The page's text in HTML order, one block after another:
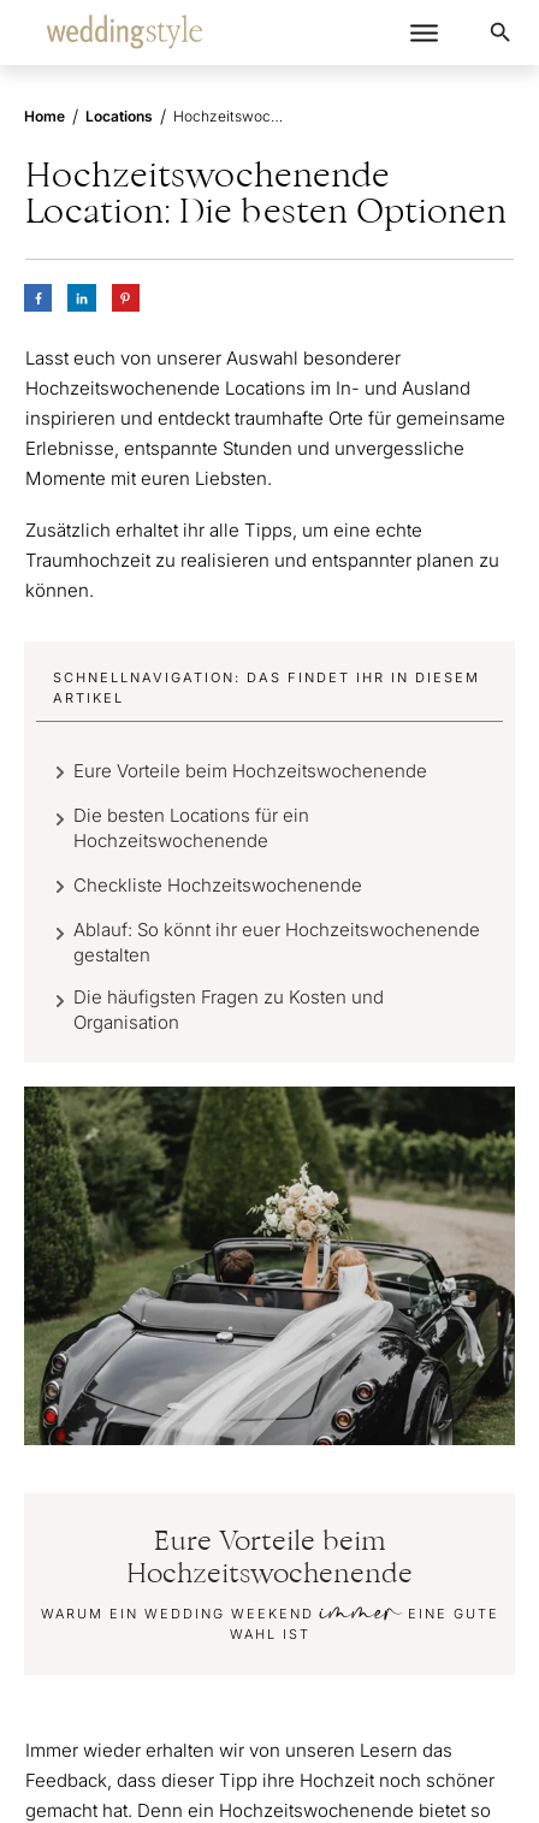
Home / Locations / Hochzeitswochenende Location: Die besten Optionen
Hochzeitswochenende
Location: Die besten Optionen
Lasst euch von unserer Auswahl besonderer
Hochzeitswochenende Locations im In- und Ausland
inspirieren und entdeckt traumhafte Orte für gemeinsame
Erlebnisse, entspannte Stunden und unvergessliche
Momente mit euren Liebsten.
Zusätzlich erhaltet ihr alle Tipps, um eine echte
Traumhochzeit zu realisieren und entspannter planen zu
können.
SCHNELLNAVIGATION: DAS FINDET IHR IN DIESEM
ARTIKEL
Eure Vorteile beim Hochzeitswochenende
Die besten Locations für ein
Hochzeitswochenende
Checkliste Hochzeitswochenende
Ablauf: So könnt ihr euer Hochzeitswochenende
gestalten
Die häufigsten Fragen zu Kosten und
Organisation
Eure Vorteile beim
Hochzeitswochenende
WARUM EIN WEDDING WEEKENDimmerEINE GUTE
WAHL IST
Immer wieder erhalten wir von unseren Lesern das
Feedback, dass dieser Tipp ihre Hochzeit noch schöner
gemacht hat. Denn ein Hochzeitswochenende bietet so